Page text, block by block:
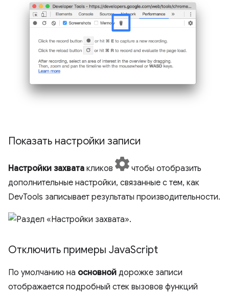
Показать настройки записи
Настройки захвата кликов
чтобы отобразить
дополнительные настройки, связанные с тем, как
DevTools записывает результаты производительности.
Отключить примеры JavaScript
По умолчанию на основной дорожке записи
отображается подробный стек вызовов функций